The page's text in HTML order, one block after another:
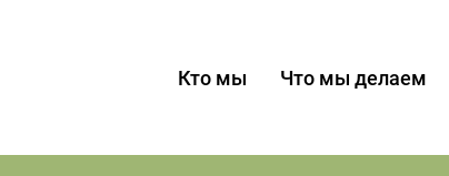
Кто мы Что мы делаем